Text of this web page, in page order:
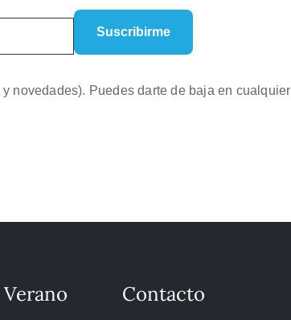
novedades). Puedes darte de baja en cualquier
Contacto